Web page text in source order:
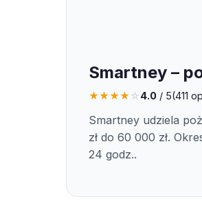
Smartney –
★★★★☆4.0 / 5(411
Smartney udziela
zł do 60 000 zł.
24 godz..